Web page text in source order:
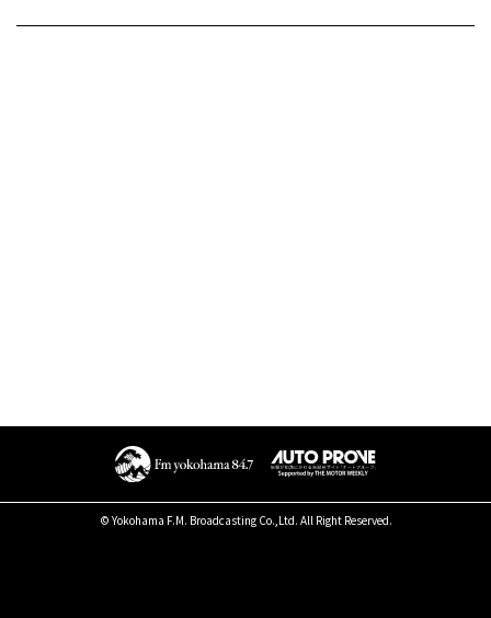
© Yokohama F.M. Broadcasting Co.,Ltd. All Right Reserved.